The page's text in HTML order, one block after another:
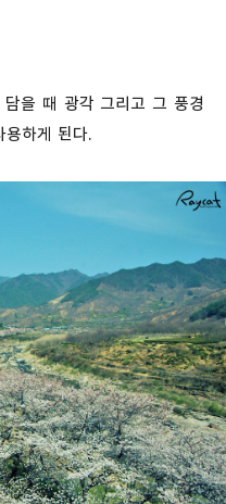
을 때 광각 그리고 그 풍경
하게 된다.